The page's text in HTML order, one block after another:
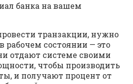
банка на вашем
транзакции, нужно
рабочем состоянии — это
отдают системе своими
чтобы производить
и получают процент от